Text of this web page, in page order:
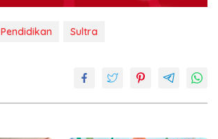
Pendidikan Sultra